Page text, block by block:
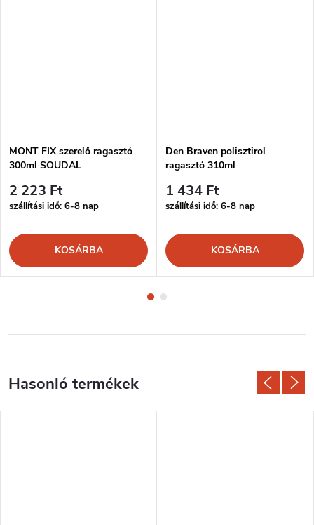
MONT FIX szerelő ragasztó
300ml SOUDAL
2 223 Ft
szállítási idő: 6-8 nap
KOSÁRBA
Den Braven polisztirol
ragasztó 310ml
1 434 Ft
szállítási idő: 6-8 nap
KOSÁRBA